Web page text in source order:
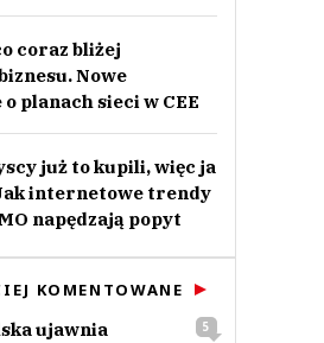
coraz bliżej
Nowe
planach sieci w CEE
już to kupili, więc ja
internetowe trendy
napędzają popyt
KOMENTOWANE
ujawnia
5